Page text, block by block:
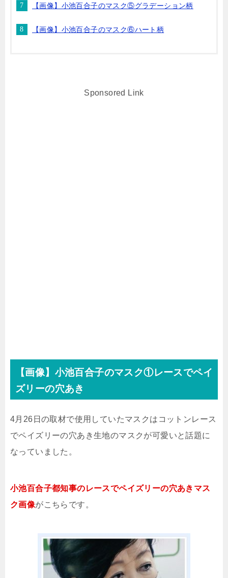
【画像】小池百合子のマスク⑤グラデーション柄
【画像】小池百合子のマスク⑥ハート柄
Sponsored Link
【画像】小池百合子のマスク①レースでペイ
ズリーの穴あき
4月26日の取材で使用していたマスクはコットンレース
でペイズリーの穴あき生地のマスクが可愛いと話題に
なっていました。
小池百合子都知事のレースでペイズリーの穴あきマス
ク画像がこちらです。